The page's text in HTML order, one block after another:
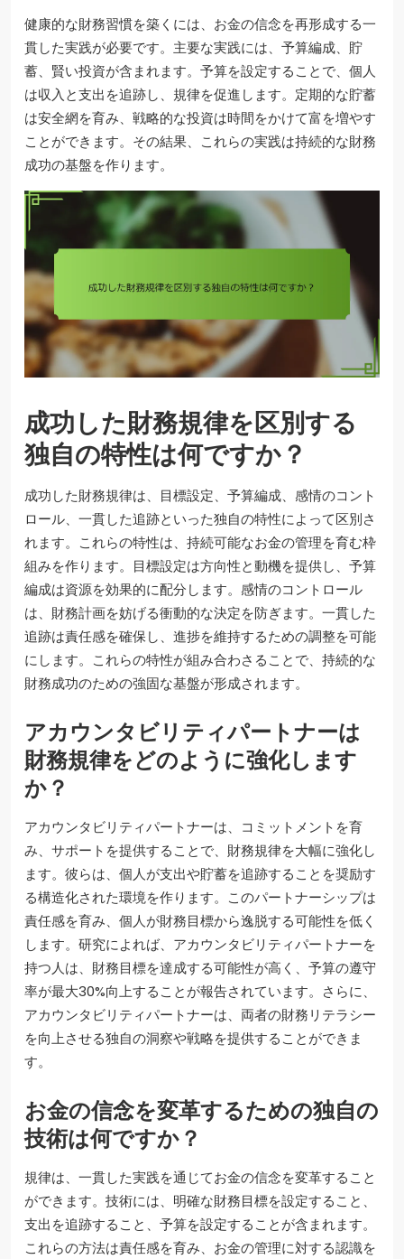
健康的な財務習慣を築くには、お金の信念を再形成する一
貫した実践が必要です。主要な実践には、予算編成、貯
蓄、賢い投資が含まれます。予算を設定することで、個人
は収入と支出を追跡し、規律を促進します。定期的な貯蓄
は安全網を育み、戦略的な投資は時間をかけて富を増やす
ことができます。その結果、これらの実践は持続的な財務
成功の基盤を作ります。
成功した財務規律を区別する
独自の特性は何ですか？
成功した財務規律は、目標設定、予算編成、感情のコント
ロール、一貫した追跡といった独自の特性によって区別さ
れます。これらの特性は、持続可能なお金の管理を育む枠
組みを作ります。目標設定は方向性と動機を提供し、予算
編成は資源を効果的に配分します。感情のコントロール
は、財務計画を妨げる衝動的な決定を防ぎます。一貫した
追跡は責任感を確保し、進捗を維持するための調整を可能
にします。これらの特性が組み合わさることで、持続的な
財務成功のための強固な基盤が形成されます。
アカウンタビリティパートナーは
財務規律をどのように強化します
か？
アカウンタビリティパートナーは、コミットメントを育
み、サポートを提供することで、財務規律を大幅に強化し
ます。彼らは、個人が支出や貯蓄を追跡することを奨励す
る構造化された環境を作ります。このパートナーシップは
責任感を育み、個人が財務目標から逸脱する可能性を低く
します。研究によれば、アカウンタビリティパートナーを
持つ人は、財務目標を達成する可能性が高く、予算の遵守
率が最大30%向上することが報告されています。さらに、
アカウンタビリティパートナーは、両者の財務リテラシー
を向上させる独自の洞察や戦略を提供することができま
す。
お金の信念を変革するための独自の
技術は何ですか？
規律は、一貫した実践を通じてお金の信念を変革すること
ができます。技術には、明確な財務目標を設定すること、
支出を追跡すること、予算を設定することが含まれます。
これらの方法は責任感を育み、お金の管理に対する認識を